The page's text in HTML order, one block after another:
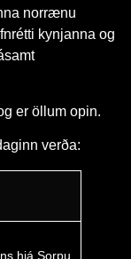
norrænu
kynjanna og
er öllum opin.
verða:
hjá Sorpu